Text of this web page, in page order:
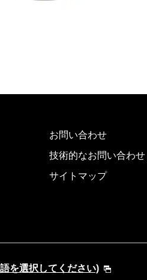
お問い合わせ
技術的なお問い合わせ
サイトマップ
を選択してください)